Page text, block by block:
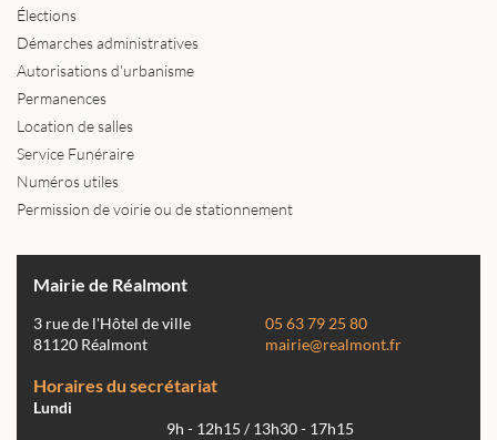
Élections
Démarches administratives
Autorisations d'urbanisme
Permanences
Location de salles
Service Funéraire
Numéros utiles
Permission de voirie ou de stationnement
Mairie de Réalmont
3 rue de l'Hôtel de ville
81120 Réalmont
05 63 79 25 80
mairie@realmont.fr
Horaires du secrétariat
Lundi
9h - 12h15 / 13h30 - 17h15